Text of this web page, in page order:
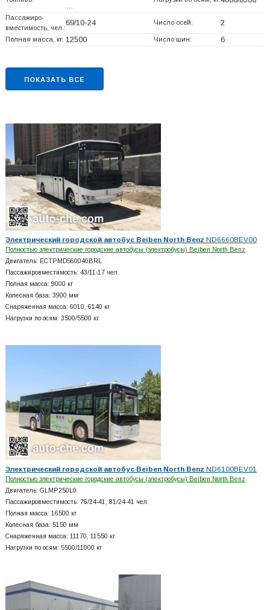
…
Пассажиро-
вместимость, чел.:
69/10-24 Число осей: 2
Полная масса, кг: 12500 Число шин: 6
ПОКАЗАТЬ ВСЕ
Электрический городской автобус Beiben North Benz ND6660BEV00
Полностью электрические городские автобусы (электробусы) Beiben North Benz
Двигатель: ECTPMD560040BRL
Пассажировместимость: 43/11-17 чел.
Полная масса: 9000 кг
Колесная база: 3900 мм
Снаряженная масса: 6010, 6140 кг
Нагрузки по осям: 3500/5500 кг
Электрический городской автобус Beiben North Benz ND6100BEV01
Полностью электрические городские автобусы (электробусы) Beiben North Benz
Двигатель: GLMP250L0
Пассажировместимость: 76/24-41, 81/24-41 чел.
Полная масса: 16500 кг
Колесная база: 5150 мм
Снаряженная масса: 11170, 11550 кг
Нагрузки по осям: 5500/11000 кг